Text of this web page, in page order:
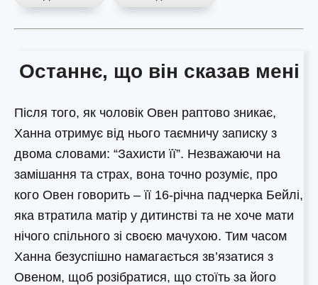
Останнє, що він сказав мені
Після того, як чоловік Овен раптово зникає,
Ханна отримує від нього таємничу записку з
двома словами: “Захисти її”. Незважаючи на
замішання та страх, вона точно розуміє, про
кого Овен говорить – її 16-річна падчерка Бейлі,
яка втратила матір у дитинстві та не хоче мати
нічого спільного зі своєю мачухою. Тим часом
Ханна безуспішно намагається зв’язатися з
Овеном, щоб розібратися, що стоїть за його